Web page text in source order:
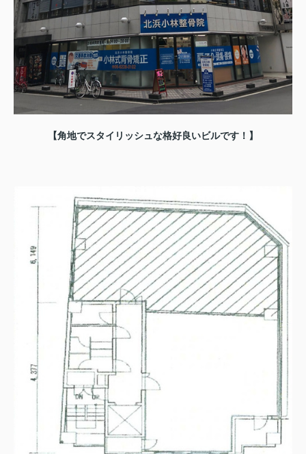
【角地でスタイリッシュな格好良いビルです！】